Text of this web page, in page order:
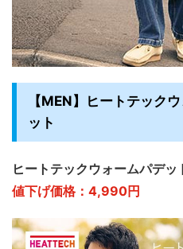
【MEN】ヒートテック
ット
ヒートテックウォームパデッ
値下げ価格：4,990円